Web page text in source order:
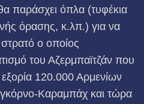
παράσχει όπλα (τυφέκια
όρασης, κ.λπ.) για να
στρατό ο οποίος
του Αζερμπαϊτζάν που
120.000 Αρμενίων
Καραμπάχ και τώρα